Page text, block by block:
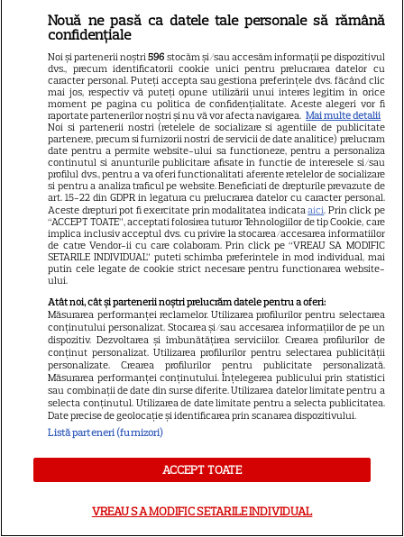
NETFLIX
în thrillerul „Below”! Noutăți
majore despre premiile Emmy
și noul serial Dan Brown
3
DISNEY PLUS
Care-i buna și care-i reaua?
Emmy Rossum revine
spectaculos pe Disney+ în
thrillerul psihologic „Furie și
seducție”
ȘTIRI
25 de ani de la lansarea
filmului „Stăpânul inelelor:
Frăția Inelului”! Cum a creat
Peter Jackson una dintre cele
mai iubite producții fantasy din
istorie
PRIME VIDEO
Nouă ne pasă ca datele tale personale să rămână
confidențiale
Noi și partenerii noștri596 stocăm și/sau accesăm informații pe dispozitivul
dvs., precum identificatorii cookie unici pentru prelucrarea datelor cu
caracter personal. Puteți accepta sau gestiona preferințele dvs. făcând clic
mai jos, respectiv vă puteți opune utilizării unui interes legitim în orice
moment pe pagina cu politica de confidențialitate. Aceste alegeri vor fi
raportate partenerilor noștri și nu vă vor afecta navigarea. Mai multe detalii
Noi si partenerii nostri (retelele de socializare si agentiile de publicitate
partenere, precum si furnizorii nostri de servicii de date analitice) prelucram
date pentru a permite website-ului sa functioneze, pentru a personaliza
continutul si anunturile publicitare afisate in functie de interesele si/sau
profilul dvs., pentru a va oferi functionalitati aferente retelelor de socializare
si pentru a analiza traficul pe website. Beneficiati de drepturile prevazute de
art. 15-22 din GDPR in legatura cu prelucrarea datelor cu caracter personal.
Aceste drepturi pot fi exercitate prin modalitatea indicataaici. Prin click pe
“ACCEPT TOATE”, acceptati folosirea tuturor Tehnologiilor de tip Cookie, care
implica inclusiv acceptul dvs. cu privire la stocarea/accesarea informatiilor
de catre Vendor-ii cu care colaboram. Prin click pe “VREAU SA MODIFIC
SETARILE INDIVIDUAL” puteti schimba preferintele in mod individual, mai
putin cele legate de cookie strict necesare pentru functionarea website-
ului.
Atât noi, cât și partenerii noștri prelucrăm datele pentru a oferi:
Măsurarea performanței reclamelor. Utilizarea profilurilor pentru selectarea
conținutului personalizat. Stocarea și/sau accesarea informațiilor de pe un
dispozitiv. Dezvoltarea și îmbunătățirea serviciilor. Crearea profilurilor de
conținut personalizat. Utilizarea profilurilor pentru selectarea publicității
personalizate. Crearea profilurilor pentru publicitate personalizată.
Măsurarea performanței conținutului. Înțelegerea publicului prin statistici
sau combinații de date din surse diferite. Utilizarea datelor limitate pentru a
selecta conținutul. Utilizarea de date limitate pentru a selecta publicitatea.
Date precise de geolocație și identificarea prin scanarea dispozitivului.
Listă parteneri (furnizori)
ACCEPT TOATE
VREAU SA MODIFIC SETARILE INDIVIDUAL